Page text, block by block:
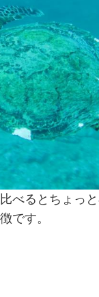
べるとちょっ
です。